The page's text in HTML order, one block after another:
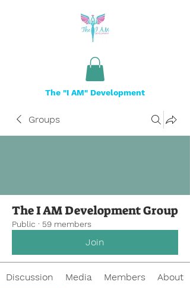
The "I AM" Development
Groups
The I AM Development Group
Public · 59 members
Join
Discussion Media Members About